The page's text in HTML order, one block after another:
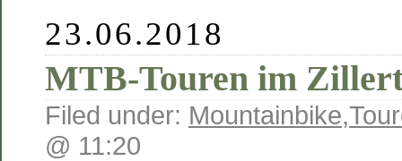
23.06.2018
MTB-Touren im
Filed under: Mountainbike,
@ 11:20